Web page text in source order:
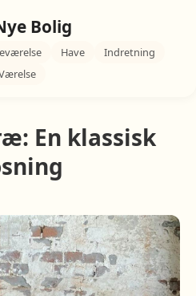
Bolig
Have
Indretning
En klassisk